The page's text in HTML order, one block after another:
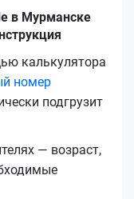
в Мурманске
калькулятора
номер
подгрузит
— возраст,